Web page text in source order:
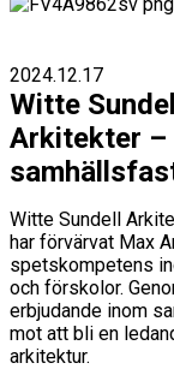
2024.12.17
Witte
Arkitekter –
Witte Sundell
har förvärvat Max
spetskompetens
och förskolor.
erbjudande inom
mot att bli en
arkitektur.